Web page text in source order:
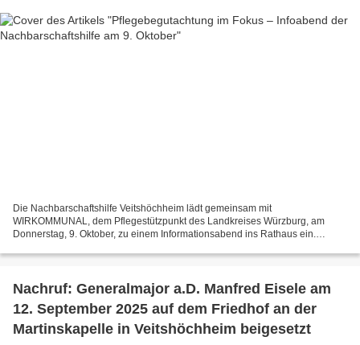
Die Nachbarschaftshilfe Veitshöchheim lädt gemeinsam mit
WIRKOMMUNAL, dem Pflegestützpunkt des Landkreises Würzburg, am
Donnerstag, 9. Oktober, zu einem Informationsabend ins Rathaus ein.
Nachruf: Generalmajor a.D. Manfred Eisele am
12. September 2025 auf dem Friedhof an der
Martinskapelle in Veitshöchheim beigesetzt